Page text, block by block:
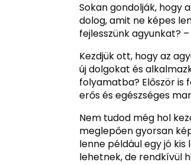
Sokan gondolják, hogy
dolog, amit ne képes
fejlesszünk agyunkat?
Kezdjük ott, hogy az
új dolgokat és
folyamatba? Először is
erős és egészséges
Nem tudod még hol
meglepően gyorsan
lenne például egy jó
lehetnek, de rendkívül